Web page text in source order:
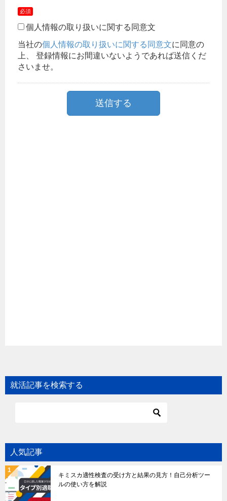
就活記事を検索する
人気記事
キミスカ適性検査の受け方と結果の見方！自己分析ツー
ルの使い方を解説